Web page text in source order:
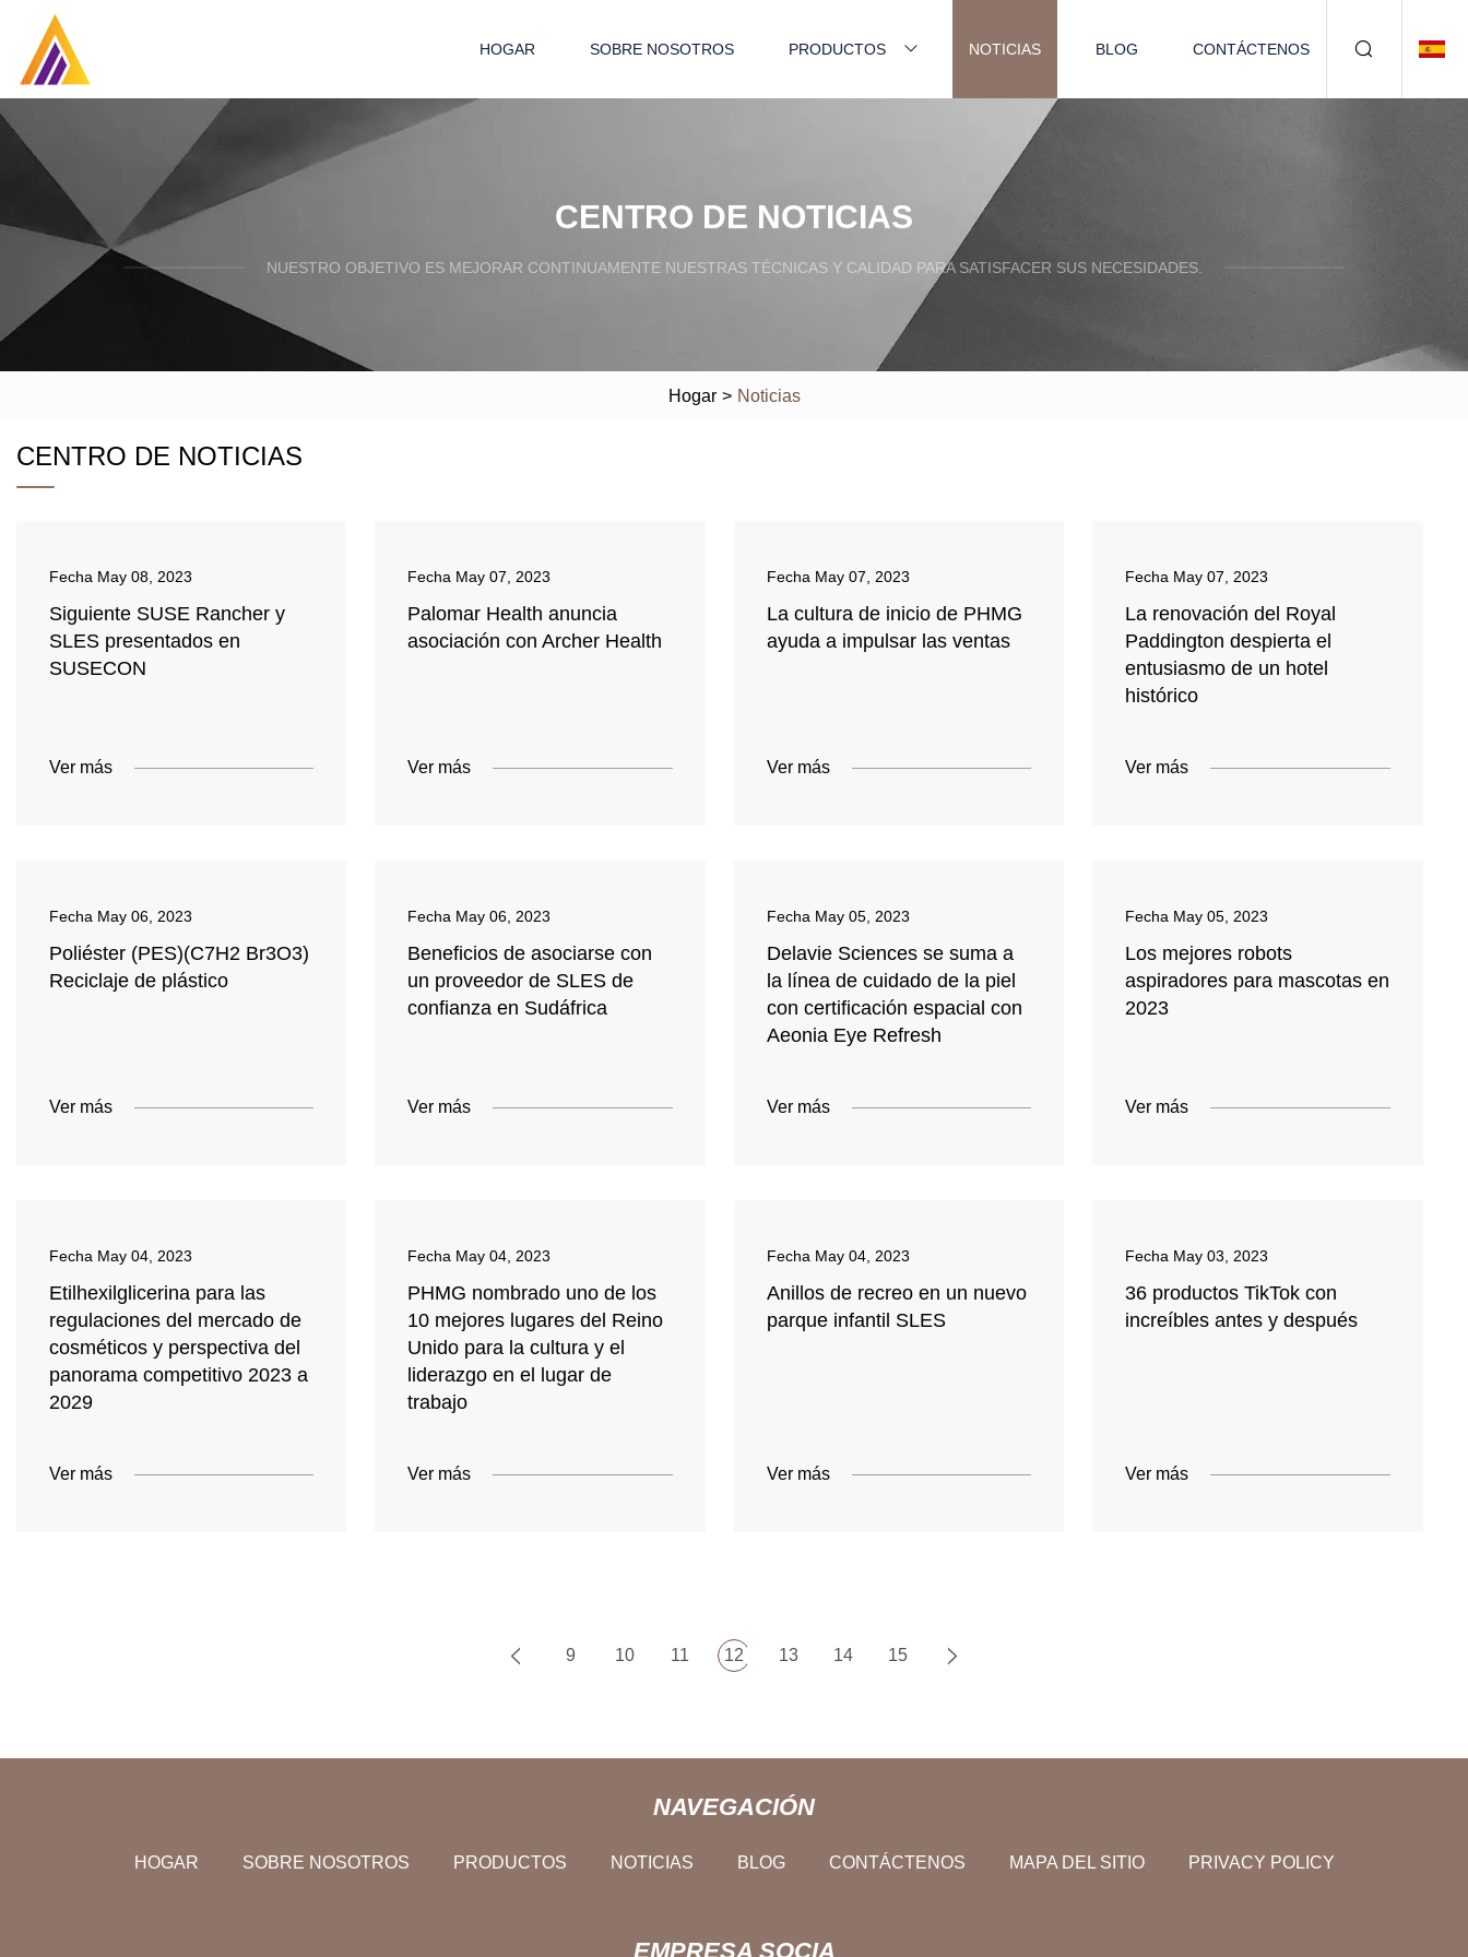
HOGAR SOBRE NOSOTROS PRODUCTOS NOTICIAS BLOG CONTÁCTENOS
CENTRO DE NOTICIAS
NUESTRO OBJETIVO ES MEJORAR CONTINUAMENTE NUESTRAS TÉCNICAS Y CALIDAD PARA SATISFACER SUS NECESIDADES.
Hogar > Noticias
CENTRO DE NOTICIAS
Fecha May 08, 2023
Siguiente SUSE Rancher y
SLES presentados en
SUSECON
Ver más
Fecha May 07, 2023
Palomar Health anuncia
asociación con Archer Health
Ver más
Fecha May 07, 2023
La cultura de inicio de PHMG
ayuda a impulsar las ventas
Ver más
Fecha May 07, 2023
La renovación del Royal
Paddington despierta el
entusiasmo de un hotel
histórico
Ver más
Fecha May 06, 2023
Poliéster (PES)(C7H2 Br3O3)
Reciclaje de plástico
Ver más
Fecha May 06, 2023
Beneficios de asociarse con
un proveedor de SLES de
confianza en Sudáfrica
Ver más
Fecha May 05, 2023
Delavie Sciences se suma a
la línea de cuidado de la piel
con certificación espacial con
Aeonia Eye Refresh
Ver más
Fecha May 05, 2023
Los mejores robots
aspiradores para mascotas en
2023
Ver más
Fecha May 04, 2023
Etilhexilglicerina para las
regulaciones del mercado de
cosméticos y perspectiva del
panorama competitivo 2023 a
2029
Ver más
Fecha May 04, 2023
PHMG nombrado uno de los
10 mejores lugares del Reino
Unido para la cultura y el
liderazgo en el lugar de
trabajo
Ver más
Fecha May 04, 2023
Anillos de recreo en un nuevo
parque infantil SLES
Ver más
Fecha May 03, 2023
36 productos TikTok con
increíbles antes y después
Ver más
9 10 11 12 13 14 15
NAVEGACIÓN
HOGAR SOBRE NOSOTROS PRODUCTOS NOTICIAS BLOG CONTÁCTENOS MAPA DEL SITIO PRIVACY POLICY
EMPRESA SOCIA